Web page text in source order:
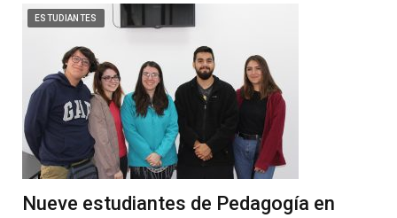
ESTUDIANTES
Nueve estudiantes de Pedagogía en